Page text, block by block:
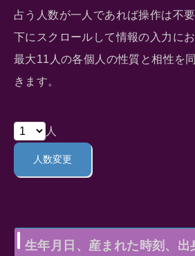
占う人数が一人であれば操作は不要
下にスクロールして情報の入力にお
最大11人の各個人の性質と相性を
きます。
人
生年月日、産まれた時刻、出